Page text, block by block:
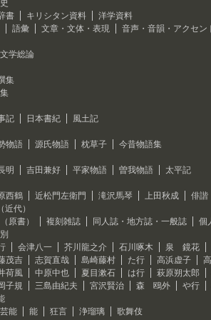
書
キリシタン資料
洋学資料
語彙
文章・文体・表現 音声・音韻・アクセン
学総論
集
記 日本書紀 風土記
物語 源氏物語 枕草子 今昔物語集
明 吉田兼好 平家物語 曽我物語 太平記
西鶴 近松門左衛門 滝沢馬琴 上田秋成
俳諧
近代）
原書）
複刻雑誌 同人誌・地方誌・一般誌 個
会津八一 芥川龍之介 石川啄木 泉 鏡花
茂吉
志賀直哉 島崎藤村 た行 高浜虚子
荷風
中原中也 夏目漱石 は行 萩原朔太郎
子規
三島由紀夫 宮沢賢治 森 鴎外 や行
能
能 狂言 浄瑠璃
歌舞伎